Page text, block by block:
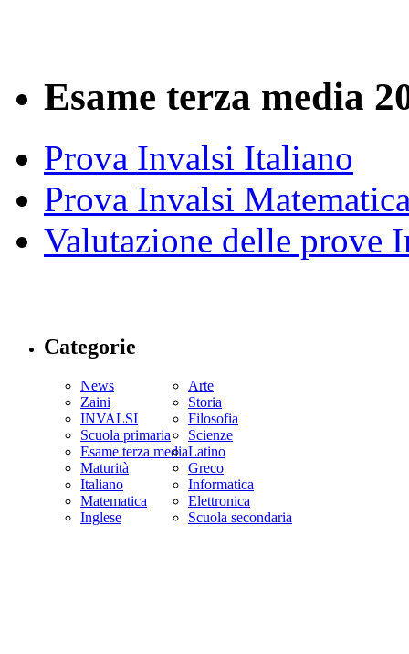
Esame terza media
Prova Invalsi Italiano
Prova Invalsi
Valutazione delle prove
Categorie
News
Zaini
INVALSI
Scuola primaria
Esame terza media
Maturità
Italiano
Matematica
Inglese
Arte
Storia
Filosofia
Scienze
Latino
Greco
Informatica
Elettronica
Scuola secondaria